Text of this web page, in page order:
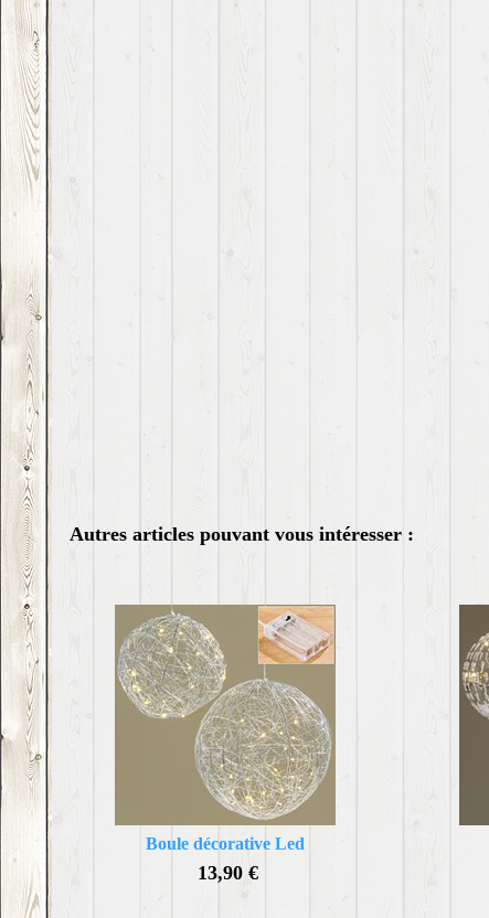
Autres articles pouvant vous intéresser :
Boule décorative Led
13,90 €